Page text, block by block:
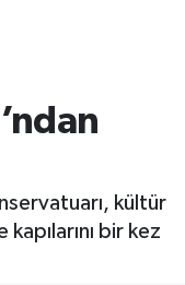
kültür
kapılarını bir kez